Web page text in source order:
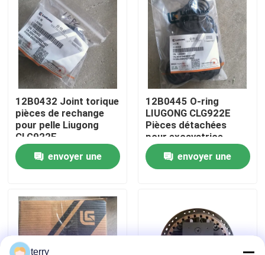
Visite d'usine
Contrôle de la qualité
Contact
nouvelles
Pièces de rechange de Liugong
Pièces de rechange Cummins
12B0432 Joint torique
pièces de rechange
pour pelle Liugong
CLG922E
envoyer une
12B0445 O-ring
LIUGONG CLG922E
Pièces détachées
pour excavatrice
envoyer une
terry